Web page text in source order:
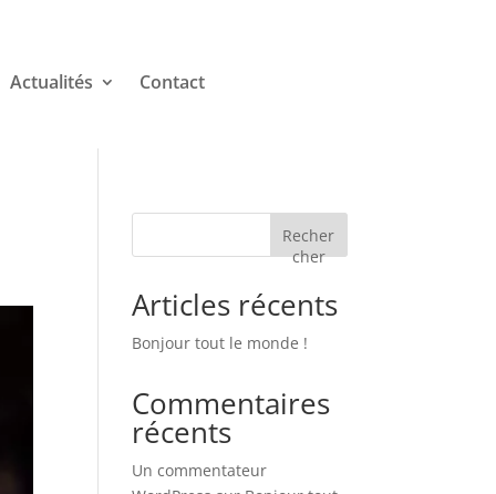
Actualités Contact
Recher
cher
Articles récents
Bonjour tout le monde !
Commentaires
récents
Un commentateur